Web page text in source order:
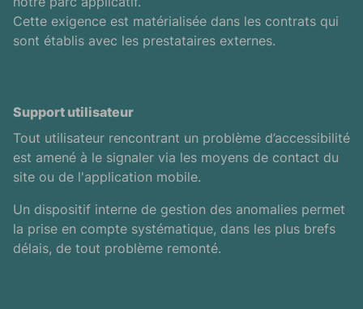
Cette exigence est matérialisée dans les contrats qui
sont établis avec les prestataires externes.
Support utilisateur
Tout utilisateur rencontrant un problème d’accessibilité
est amené à le signaler via les moyens de contact du
site ou de l'application mobile.
Un dispositif interne de gestion des anomalies permet
la prise en compte systématique, dans les plus brefs
délais, de tout problème remonté.